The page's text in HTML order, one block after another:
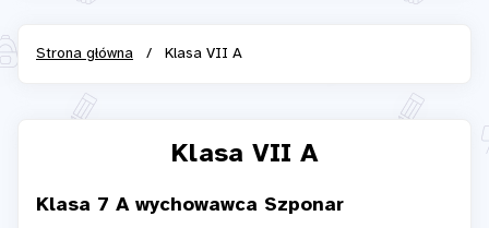
Strona główna / Klasa VII A
Klasa VII A
Klasa 7 A wychowawca Szponar